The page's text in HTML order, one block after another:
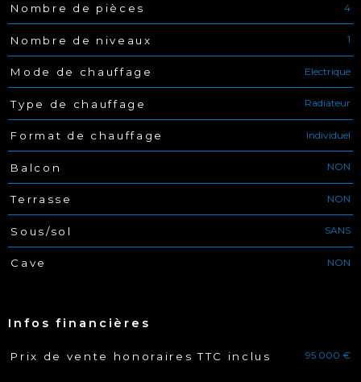
Nombre de pièces 4
Nombre de niveaux 1
Mode de chauffage Electrique
Type de chauffage Radiateur
Format de chauffage Individuel
Balcon NON
Terrasse NON
Sous/sol SANS
Cave NON
Infos financières
Caractéristiques Valeurs
Prix de vente honoraires TTC inclus 95 000 €